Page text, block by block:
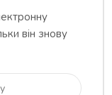
він знову